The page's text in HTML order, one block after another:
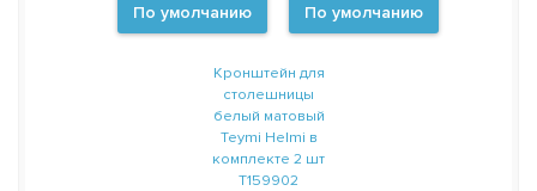
По умолчанию По умолчанию
Кронштейн для
столешницы
белый матовый
Teymi Helmi в
комплекте 2 шт
T159902